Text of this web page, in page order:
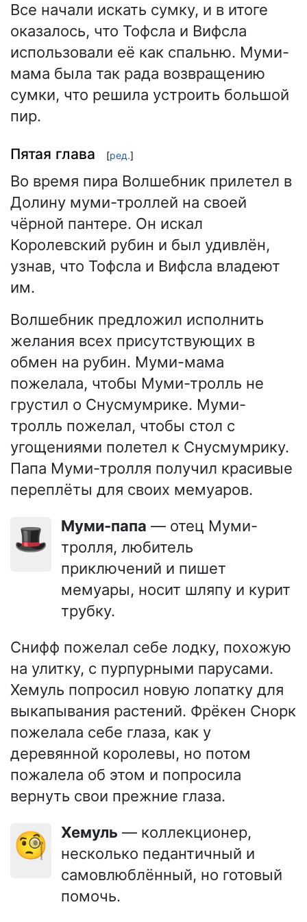
Все начали искать сумку, и в итоге
оказалось, что Тофсла и Вифсла
использовали её как спальню. Муми-
мама была так рада возвращению
сумки, что решила устроить большой
пир.
Пятая глава [ред.]
Во время пира Волшебник прилетел в
Долину муми-троллей на своей
чёрной пантере. Он искал
Королевский рубин и был удивлён,
узнав, что Тофсла и Вифсла владеют
им.
Волшебник предложил исполнить
желания всех присутствующих в
обмен на рубин. Муми-мама
пожелала, чтобы Муми-тролль не
грустил о Снусмумрике. Муми-
тролль пожелал, чтобы стол с
угощениями полетел к Снусмумрику.
Папа Муми-тролля получил красивые
переплёты для своих мемуаров.
🎩 Муми-папа — отец Муми-
тролля, любитель
приключений и пишет
мемуары, носит шляпу и курит
трубку.
Снифф пожелал себе лодку, похожую
на улитку, с пурпурными парусами.
Хемуль попросил новую лопатку для
выкапывания растений. Фрёкен Снорк
пожелала себе глаза, как у
деревянной королевы, но потом
пожалела об этом и попросила
вернуть свои прежние глаза.
🧐 Хемуль — коллекционер,
несколько педантичный и
самовлюблённый, но готовый
помочь.